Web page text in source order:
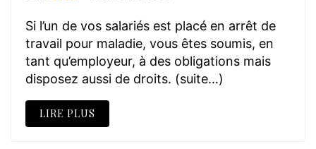
Si l’un de vos salariés est placé en arrêt de
travail pour maladie, vous êtes soumis, en
tant qu’employeur, à des obligations mais
disposez aussi de droits. (suite…)
LIRE PLUS